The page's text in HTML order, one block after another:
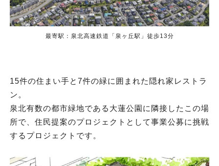
最寄駅：泉北高速鉄道「泉ヶ丘駅」徒歩13分
15件の住まい手と7件の緑に囲まれた隠れ家レストラ
ン。
泉北有数の都市緑地である大蓮公園に隣接したこの場
所で、住民提案のプロジェクトとして事業公募に挑戦
するプロジェクトです。